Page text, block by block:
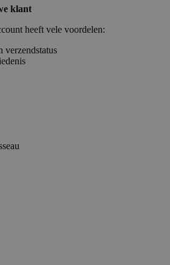
klant
heeft vele voordelen:
verzendstatus